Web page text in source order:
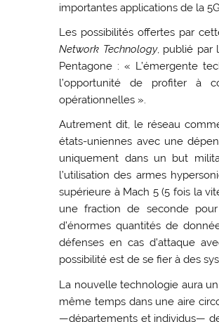
importantes applications de la
Les possibilités offertes par
Network Technology, publié par
Pentagone : « L’émergente
l’opportunité de profiter à
opérationnelles ».
Autrement dit, le réseau
états-uniennes avec une
uniquement dans un but
l’utilisation des armes
supérieure à Mach 5 (5 fois la
une fraction de seconde
d’énormes quantités de
défenses en cas d’attaque
possibilité est de se fier à des
La nouvelle technologie aura
même temps dans une aire
—départements et individus—